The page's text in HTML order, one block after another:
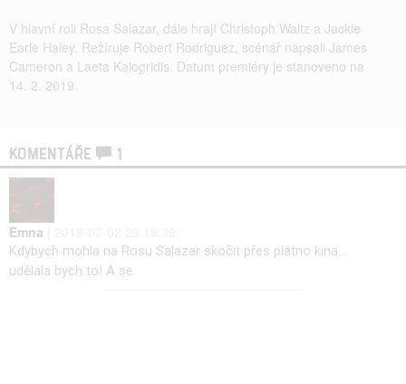
V hlavní roli Rosa Salazar, dále hrají Christoph Waltz a Jackie
Earle Haley. Režíruje Robert Rodriguez, scénář napsali James
Cameron a Laeta Kalogridis. Datum premiéry je stanoveno na
14. 2. 2019.
KOMENTÁŘE 1
Emna
Kdybych mohla na Rosu Salazar skočit přes plátno kina...
udělala bych to! A se